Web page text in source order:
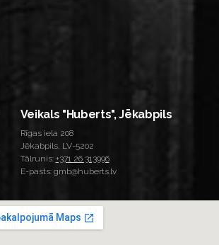
Veikals "Huberts", Jēkabpils
Rīgas iela 208
Jēkabpils, LV-5202
Tālrunis: +371 26 313996
E-pasts: gmb@huberts.lv